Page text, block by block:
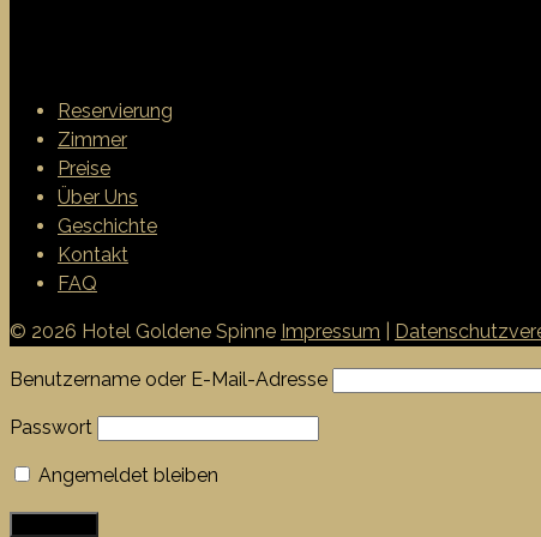
Reservierung
Zimmer
Preise
Über Uns
Geschichte
Kontakt
FAQ
© 2026 Hotel Goldene Spinne Impressum
Benutzername oder E-Mail-Adresse
Passwort
Angemeldet bleiben